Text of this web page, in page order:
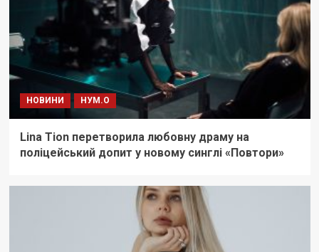
НОВИНИ НУМ.О
Lina Tion перетворила любовну драму на
поліцейський допит у новому синглі «Повтори»